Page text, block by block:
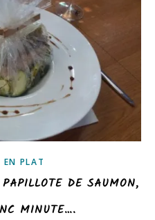
EN PLAT
DE SAUMON,
MINUTE….